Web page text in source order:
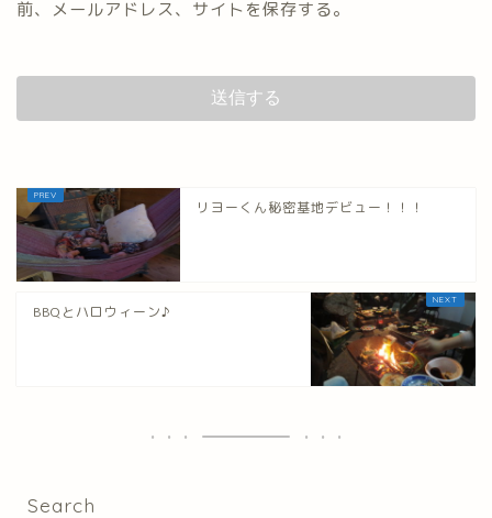
前、メールアドレス、サイトを保存する。
リヨーくん秘密基地デビュー！！！
BBQとハロウィーン♪
Search